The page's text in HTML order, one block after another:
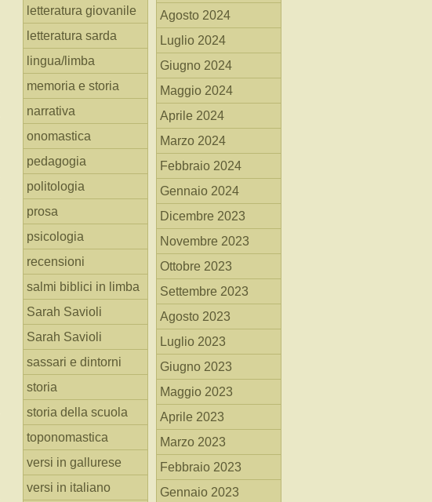
letteratura giovanile
letteratura sarda
lingua/limba
memoria e storia
narrativa
onomastica
pedagogia
politologia
prosa
psicologia
recensioni
salmi biblici in limba
Sarah Savioli
Sarah Savioli
sassari e dintorni
storia
storia della scuola
toponomastica
versi in gallurese
versi in italiano
Agosto 2024
Luglio 2024
Giugno 2024
Maggio 2024
Aprile 2024
Marzo 2024
Febbraio 2024
Gennaio 2024
Dicembre 2023
Novembre 2023
Ottobre 2023
Settembre 2023
Agosto 2023
Luglio 2023
Giugno 2023
Maggio 2023
Aprile 2023
Marzo 2023
Febbraio 2023
Gennaio 2023